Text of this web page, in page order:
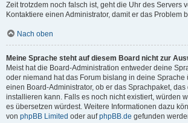
Zeit trotzdem noch falsch ist, geht die Uhr des Servers
Kontaktiere einen Administrator, damit er das Problem
Nach oben
Meine Sprache steht auf diesem Board nicht zur
Meist hat die Board-Administration entweder deine
oder niemand hat das Forum bislang in deine Sprache
einen Board-Administrator, ob er das Sprachpaket, das
installieren kann. Falls es noch nicht existiert, würden
es übersetzen würdest. Weitere Informationen dazu
von phpBB Limited oder aufphpBB.de gefunden